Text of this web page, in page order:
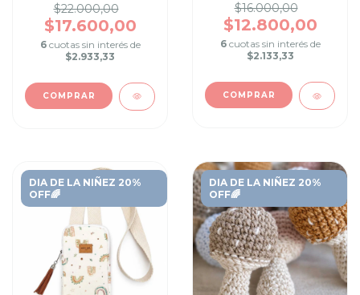
$22.000,00
$17.600,00
6 cuotas sin interés de
$2.933,33
COMPRAR
$16.000,00
$12.800,00
6 cuotas sin interés de
$2.133,33
COMPRAR
DIA DE LA NIÑEZ 20%
OFF🌈
DIA DE LA NIÑEZ 20%
OFF🌈